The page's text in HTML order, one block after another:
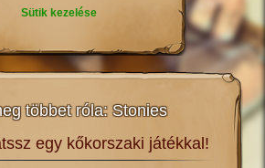
Sütik kezelése
többet róla: Stonies
egy kőkorszaki játékkal!